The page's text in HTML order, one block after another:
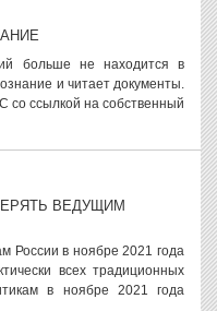
больше не находится в
и читает документы.
со ссылкой на собственный
ВЕДУЩИМ
России в ноябре 2021 года
всех традиционных
в ноябре 2021 года